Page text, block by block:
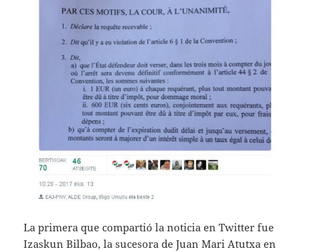
La primera que compartió la noticia en Twitter fue
Izaskun Bilbao, la sucesora de Juan Mari Atutxa en